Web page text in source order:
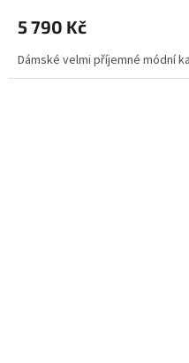
5 790 Kč
Dámské velmi příjemné módní